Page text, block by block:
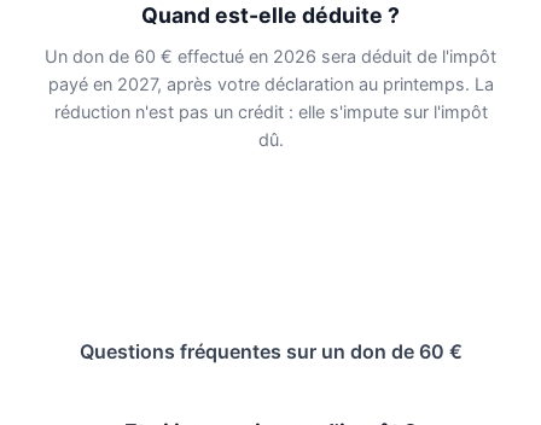
Quand est-elle déduite ?
Un don de 60 € effectué en 2026 sera déduit de l'impôt
payé en 2027, après votre déclaration au printemps. La
réduction n'est pas un crédit : elle s'impute sur l'impôt
dû.
Questions fréquentes sur un don de 60 €